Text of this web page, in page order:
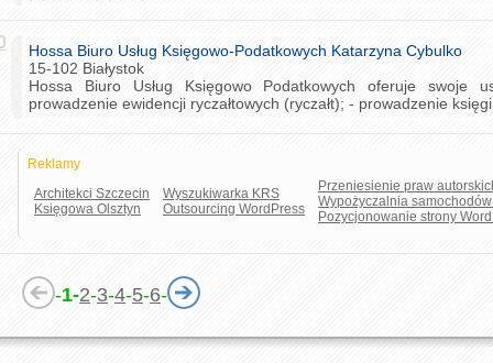
Hossa Biuro Usług Księgowo-Podatkowych Katarzyna Cybulko
15-102 Białystok
Hossa Biuro Usług Księgowo Podatkowych oferuje swoje
prowadzenie ewidencji ryczałtowych (ryczałt); - prowadzenie
Reklamy
Architekci Szczecin
Księgowa Olsztyn
Wyszukiwarka KRS
Outsourcing WordPress
Przeniesienie praw
Wypożyczalnia
Pozycjonowanie strony
-1-2-3-4-5-6-